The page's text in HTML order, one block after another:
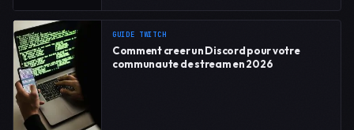
GUIDE TWITCH
Comment creer un Discord pour votre
communaute de stream en 2026